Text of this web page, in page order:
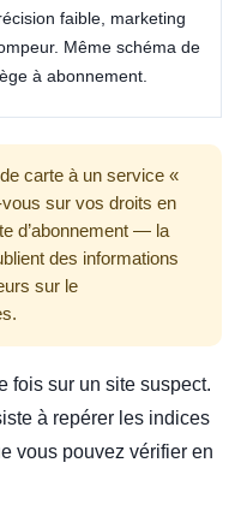
faible, marketing
Même schéma de
à abonnement.
carte à un service «
sur vos droits en
d’abonnement — la
des informations
sur le
fois sur un site suspect.
à repérer les indices
vous pouvez vérifier en